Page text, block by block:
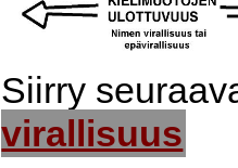
Siirry
virallisuus